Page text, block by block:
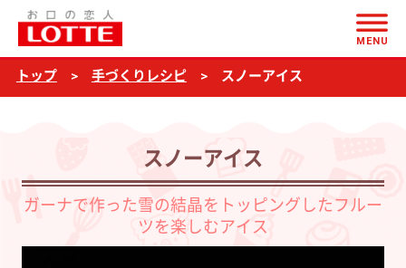
ス
ノ
ー
ス
MENU
トップ 手づくりレシピ スノーアイス
スノーアイス
ガーナで作った雪の結晶をトッピングしたフルー
ツを楽しむアイス